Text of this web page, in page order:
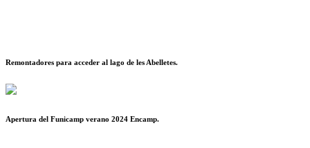
Remontadores para acceder al lago de les Abelletes.
Apertura del Funicamp verano 2024 Encamp.